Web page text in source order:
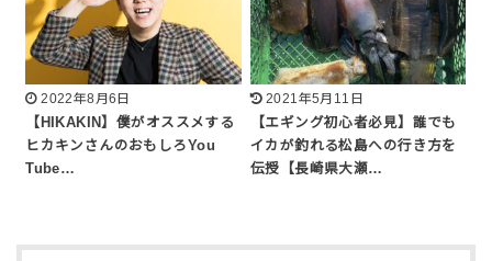
2022年8月6日
【HIKAKIN】僕がオススメする
ヒカキンさんのおもしろYou
Tube…
2021年5月11日
【エギング初心者必見】誰でも
イカが釣れる松島への行き方を
伝授【長崎県大瀬…